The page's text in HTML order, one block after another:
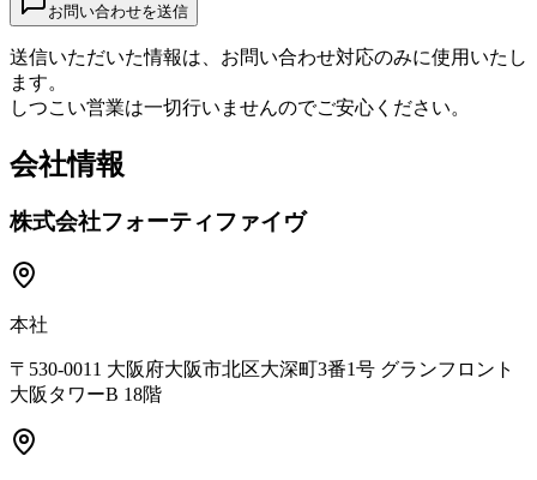
お問い合わせを送信
送信いただいた情報は、お問い合わせ対応のみに使用いたし
ます。
しつこい営業は一切行いませんのでご安心ください。
会社情報
株式会社フォーティファイヴ
本社
〒530-0011 大阪府大阪市北区大深町3番1号 グランフロント
大阪タワーB 18階